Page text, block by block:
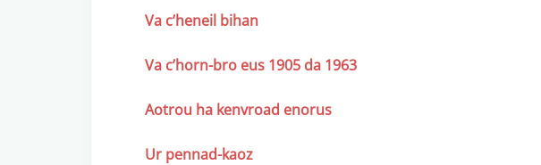
Va c’heneil bihan
Va c’horn-bro eus 1905 da 1963
Aotrou ha kenvroad enorus
Ur pennad-kaoz